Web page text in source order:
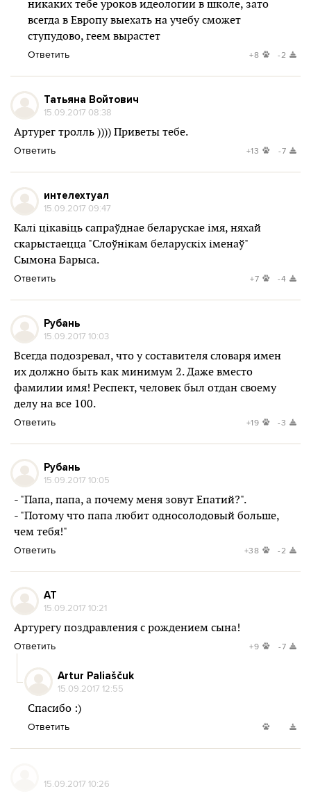
никаких тебе уроков идеологии в школе, зато
всегда в Европу выехать на учебу сможет
ступудово, геем вырастет
Ответить +8 -2
Татьяна Войтович
15.09.2017 08:38
Артурег тролль )))) Приветы тебе.
Ответить +13 -7
интелехтуал
15.09.2017 09:47
Калі цікавіць сапраўднае беларускае імя, няхай
скарыстаецца "Слоўнікам беларускіх іменаў"
Сымона Барыса.
Ответить +7 -4
Рубань
15.09.2017 10:03
Всегда подозревал, что у составителя словаря имен
их должно быть как минимум 2. Даже вместо
фамилии имя! Респект, человек был отдан своему
делу на все 100.
Ответить +19 -3
Рубань
15.09.2017 10:05
- "Папа, папа, а почему меня зовут Епатий?".
- "Потому что папа любит односолодовый больше,
чем тебя!"
Ответить +38 -2
AT
15.09.2017 10:21
Артурегу поздравления с рождением сына!
Ответить +9 -7
Artur Paliaščuk
15.09.2017 12:55
Спасибо :)
Ответить
15.09.2017 10:26